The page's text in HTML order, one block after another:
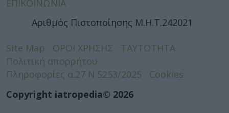
ΕΠΙΚΟΙΝΩΝΙΑ
Αριθμός Πιστοποίησης Μ.Η.Τ.242021
Site Map ΟΡΟΙ ΧΡΗΣΗΣ
ΤΑΥΤΟΤΗΤΑ
Πολιτική απορρήτου
Πληροφορίες α.27 Ν.5253/2025
Cookies
Copyright iatropedia© 2026